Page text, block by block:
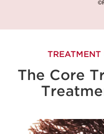
TREATMENT
The Core